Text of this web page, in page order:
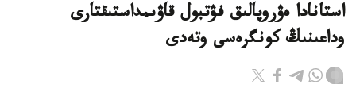
استانادا ەۋروپالىق فۋتبول قاۋىمداستىقتارى
وداعىنىڭ كونگرەسى وتەدى